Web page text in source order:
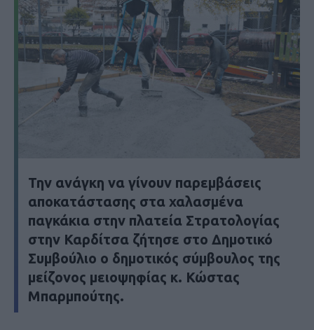
Την ανάγκη να γίνουν παρεμβάσεις
αποκατάστασης στα χαλασμένα
παγκάκια στην πλατεία Στρατολογίας
στην Καρδίτσα ζήτησε στο Δημοτικό
Συμβούλιο ο δημοτικός σύμβουλος της
μείζονος μειοψηφίας κ. Κώστας
Μπαρμπούτης.